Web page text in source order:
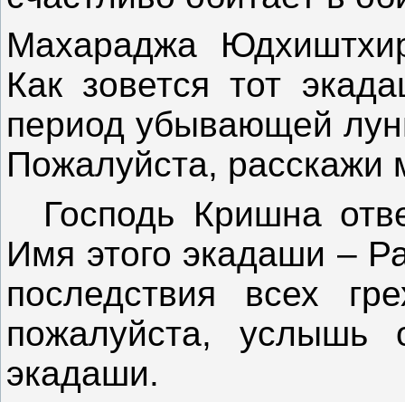
Махараджа
Как зовется тот
период убывающей
Пожалуйста,
Господь Кришна
Имя этого экадаши –
последствия всех
пожалуйста, услышь
экадаши.